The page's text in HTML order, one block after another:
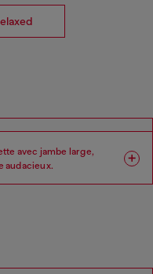
avec jambe large,
audacieux.